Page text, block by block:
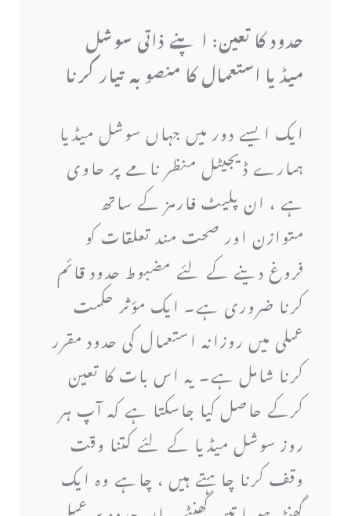
حدود کا تعین: اپنے ذاتی سوشل
میڈیا استعمال کا منصوبہ تیار کرنا
ایک ایسے دور میں جہاں سوشل میڈیا
ہمارے ڈیجیٹل منظر نامے پر حاوی
ہے ، ان پلیٹ فارمز کے ساتھ
متوازن اور صحت مند تعلقات کو
فروغ دینے کے لئے مضبوط حدود قائم
کرنا ضروری ہے۔ ایک مؤثر حکمت
عملی میں روزانہ استعمال کی حدود مقرر
کرنا شامل ہے۔ یہ اس بات کا تعین
کرکے حاصل کیا جاسکتا ہے کہ آپ ہر
روز سوشل میڈیا کے لئے کتنا وقت
وقف کرنا چاہتے ہیں ، چاہے وہ ایک